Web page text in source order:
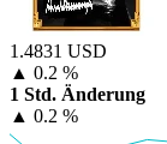
1.4831 USD
▲ 0.2 %
1 Std. Änderung
▲ 0.2 %